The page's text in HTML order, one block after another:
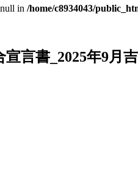
in /home/c8934043/
言書_2025年9月吉